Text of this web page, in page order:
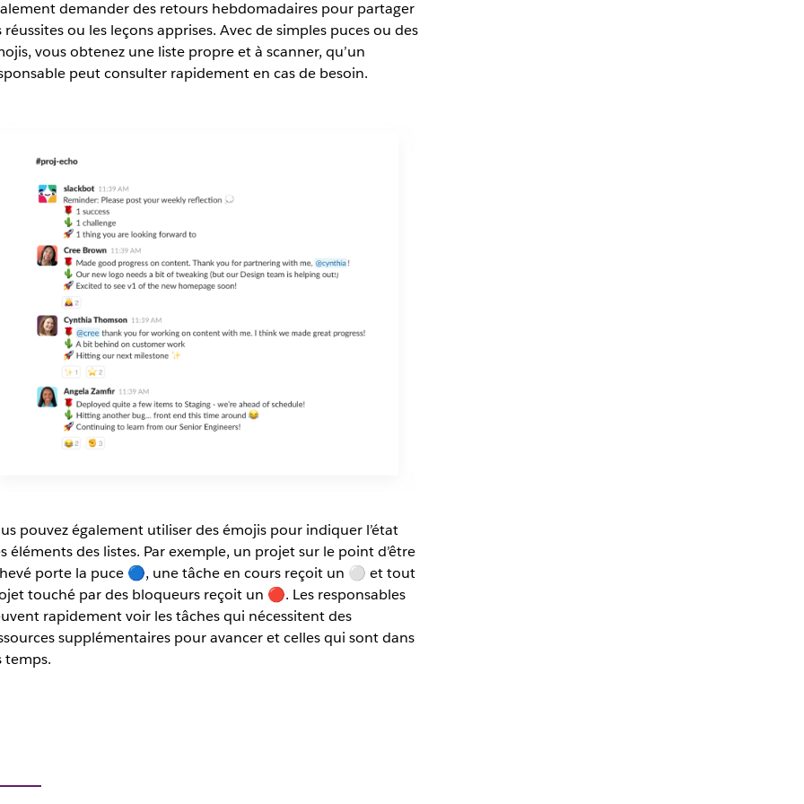
demander des retours hebdomadaires pour partager
réussites ou les leçons apprises. Avec de simples puces ou des
vous obtenez une liste propre et à scanner, qu’un
peut consulter rapidement en cas de besoin.
pouvez également utiliser des émojis pour indiquer l’état
éléments des listes. Par exemple, un projet sur le point d’être
porte la puce 🔵, une tâche en cours reçoit un ⚪️ et tout
touché par des bloqueurs reçoit un 🔴. Les responsables
rapidement voir les tâches qui nécessitent des
supplémentaires pour avancer et celles qui sont dans
temps.